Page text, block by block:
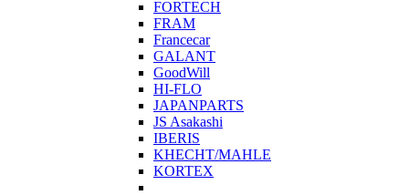
FORTECH
FRAM
Francecar
GALANT
GoodWill
HI-FLO
JAPANPARTS
JS Asakashi
IBERIS
KHECHT/MAHLE
KORTEX